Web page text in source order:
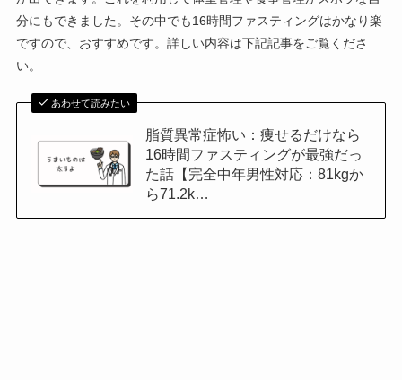
分にもできました。その中でも16時間ファスティングはかなり楽
ですので、おすすめです。詳しい内容は下記記事をご覧くださ
い。
あわせて読みたい
脂質異常症怖い：痩せるだけなら
16時間ファスティングが最強だっ
た話【完全中年男性対応：81kgか
ら71.2k…